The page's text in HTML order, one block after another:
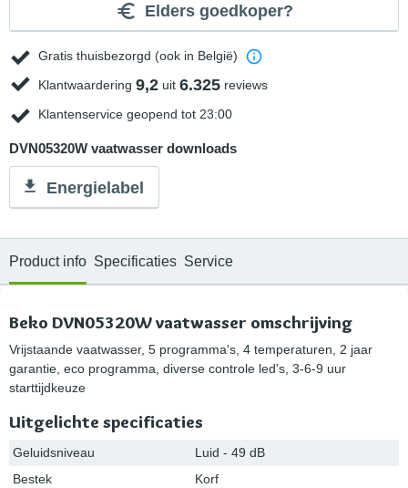
Elders goedkoper?
Gratis thuisbezorgd (ook in België)
Klantwaardering 9,2 uit 6.325 reviews
Klantenservice geopend tot 23:00
DVN05320W vaatwasser downloads
Energielabel
Product info Specificaties Service
Beko DVN05320W vaatwasser omschrijving
Vrijstaande vaatwasser, 5 programma's, 4 temperaturen, 2 jaar
garantie, eco programma, diverse controle led's, 3-6-9 uur
starttijdkeuze
Uitgelichte specificaties
Geluidsniveau
Luid - 49 dB
Bestek
Korf